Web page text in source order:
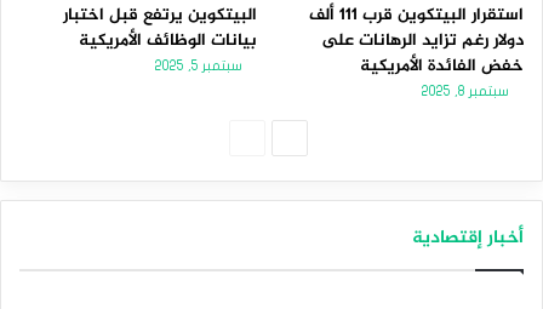
استقرار البيتكوين قرب 111 ألف
دولار رغم تزايد الرهانات على
خفض الفائدة الأمريكية
سبتمبر 8, 2025
البيتكوين يرتفع قبل اختبار
بيانات الوظائف الأمريكية
سبتمبر 5, 2025
أخبار إقتصادية